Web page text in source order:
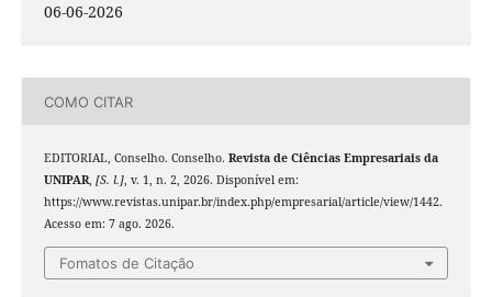
06-06-2026
COMO CITAR
EDITORIAL, Conselho. Conselho. Revista de Ciências Empresariais da
UNIPAR, [S. l.], v. 1, n. 2, 2026. Disponível em:
https://www.revistas.unipar.br/index.php/empresarial/article/view/1442.
Acesso em: 7 ago. 2026.
Fomatos de Citação